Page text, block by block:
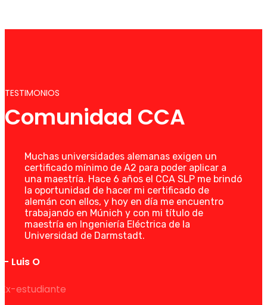
TESTIMONIOS
Comunidad CCA
Muchas universidades alemanas exigen un
certificado mínimo de A2 para poder aplicar a
una maestría. Hace 6 años el CCA SLP me brindó
la oportunidad de hacer mi certificado de
alemán con ellos, y hoy en día me encuentro
trabajando en Múnich y con mi título de
maestría en Ingeniería Eléctrica de la
Universidad de Darmstadt.
— Luis O
Ex-estudiante